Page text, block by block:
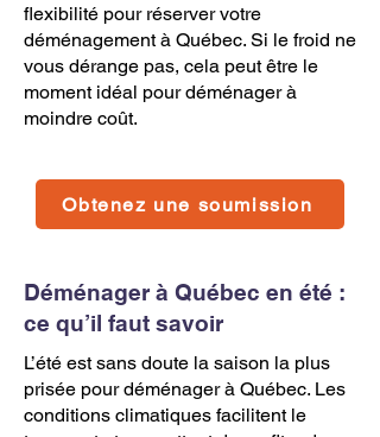
flexibilité pour réserver votre
déménagement à Québec. Si le froid ne
vous dérange pas, cela peut être le
moment idéal pour déménager à
moindre coût.
Obtenez une soumission
Déménager à Québec en été :
ce qu’il faut savoir
L’été est sans doute la saison la plus
prisée pour déménager à Québec. Les
conditions climatiques facilitent le